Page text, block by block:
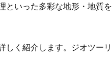
といった多彩な地形・地質を
しく紹介します。ジオツーリ